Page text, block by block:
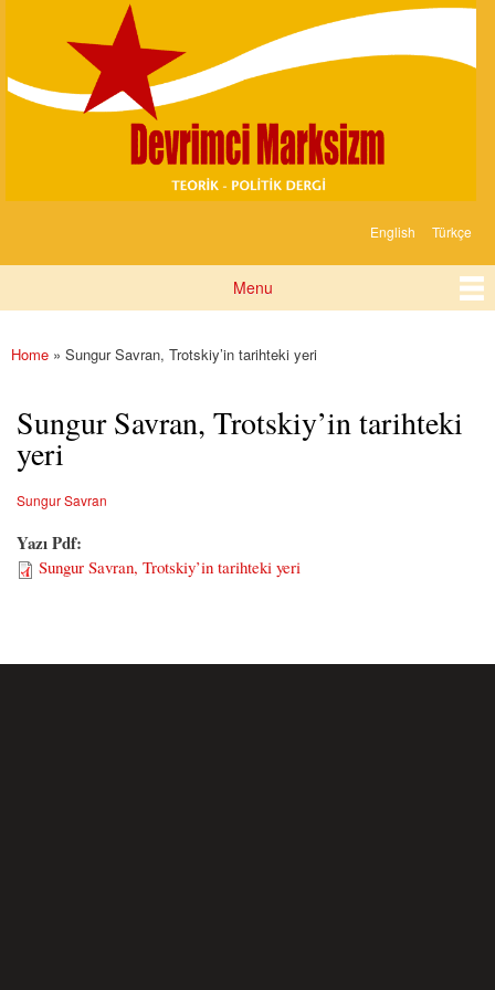
content
Marksizm
English Türkçe
Menu
You are here
Home » Sungur Savran, Trotskiy’in tarihteki yeri
Sungur Savran, Trotskiy’in tarihteki
yeri
Sungur Savran
Yazı Pdf:
Sungur Savran, Trotskiy’in tarihteki yeri